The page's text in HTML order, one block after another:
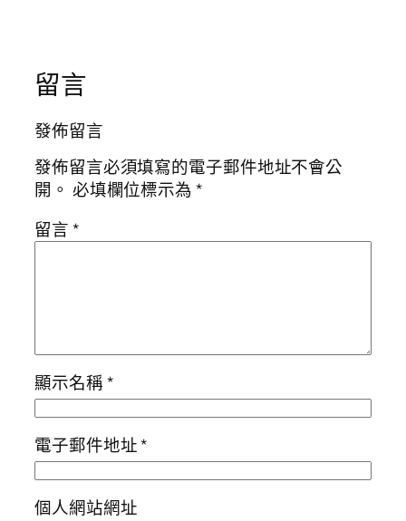
留言
發佈留言
發佈留言必須填寫的電子郵件地址不會公
開。 必填欄位標示為*
留言*
顯示名稱*
電子郵件地址*
個人網站網址